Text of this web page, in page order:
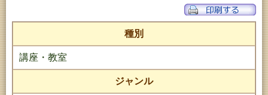
種別
講座・教室
ジャンル